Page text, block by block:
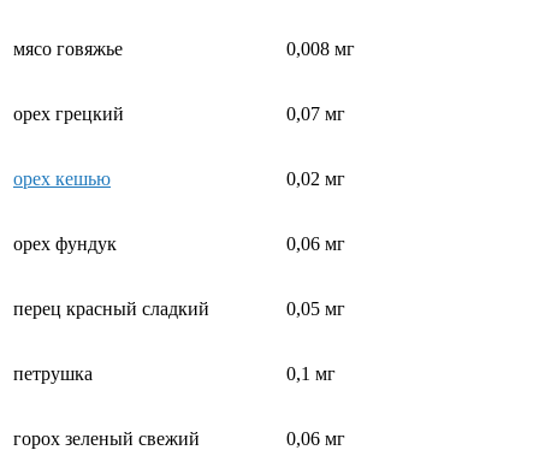
мясо говяжье 0,008 мг
орех грецкий 0,07 мг
орех кешью 0,02 мг
орех фундук 0,06 мг
перец красный сладкий 0,05 мг
петрушка 0,1 мг
горох зеленый свежий 0,06 мг